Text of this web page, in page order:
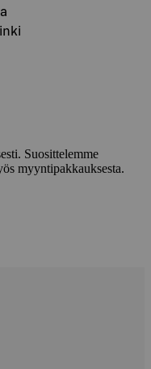
Suosittelemme
myyntipakkauksesta.